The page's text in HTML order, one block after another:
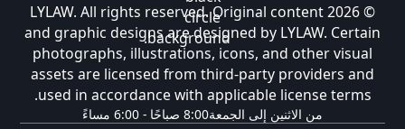
© 2026 LYLAW. All rights reserved. Original content
and graphic designs are designed by LYLAW. Certain
photographs, illustrations, icons, and other visual
assets are licensed from third-party providers and
used in accordance with applicable license terms.
من الاثنين إلى الجمعة8:00 صباحًا - 6:00 مساءً